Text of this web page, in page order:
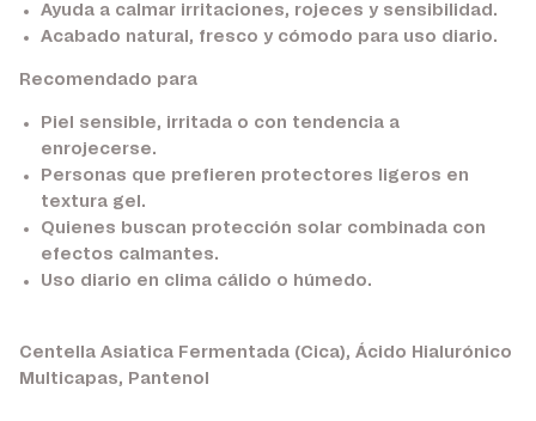
Ayuda a calmar irritaciones, rojeces y sensibilidad.
Acabado natural, fresco y cómodo para uso diario.
Recomendado para
Piel sensible, irritada o con tendencia a
enrojecerse.
Personas que prefieren protectores ligeros en
textura gel.
Quienes buscan protección solar combinada con
efectos calmantes.
Uso diario en clima cálido o húmedo.
Centella Asiatica Fermentada (Cica), Ácido Hialurónico
Multicapas, Pantenol